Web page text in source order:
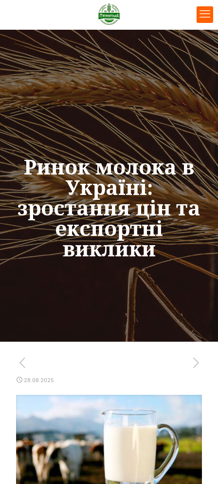
Ринок молока в
Україні:
зростання цін та
експортні
виклики
28.08.2025